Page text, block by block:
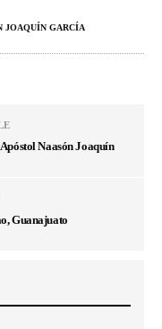
JOAQUÍN GARCÍA
Naasón Joaquín
Guanajuato